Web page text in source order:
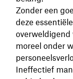
Zonder een
deze essentiële
overweldigend
moreel onder
Ineffectief